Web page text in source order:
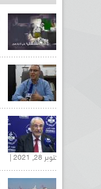
أكتوبر 28, 2021 |